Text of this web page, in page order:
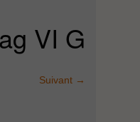
VI G
Suivant →